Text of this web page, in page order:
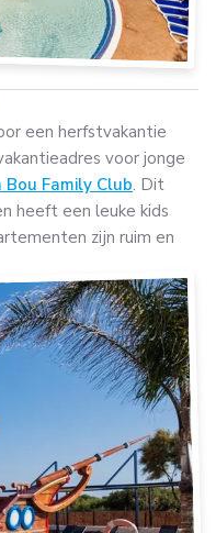
een herfstvakantie
voor jonge
Bou Family Club. Dit
heeft een leuke kids
zijn ruim en